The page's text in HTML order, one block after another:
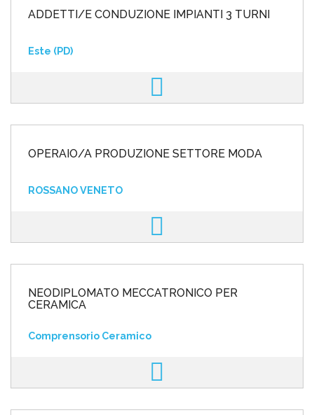
ADDETTI/E CONDUZIONE IMPIANTI 3 TURNI
Este (PD)
OPERAIO/A PRODUZIONE SETTORE MODA
ROSSANO VENETO
NEODIPLOMATO MECCATRONICO PER
CERAMICA
Comprensorio Ceramico